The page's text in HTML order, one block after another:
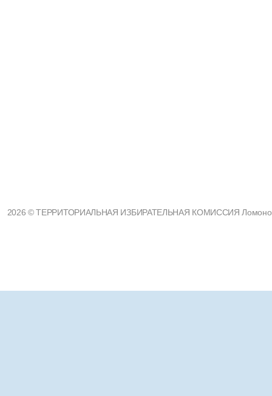
2026 © ТЕРРИТОРИАЛЬНАЯ ИЗБИРАТЕЛЬНАЯ КОМИССИЯ